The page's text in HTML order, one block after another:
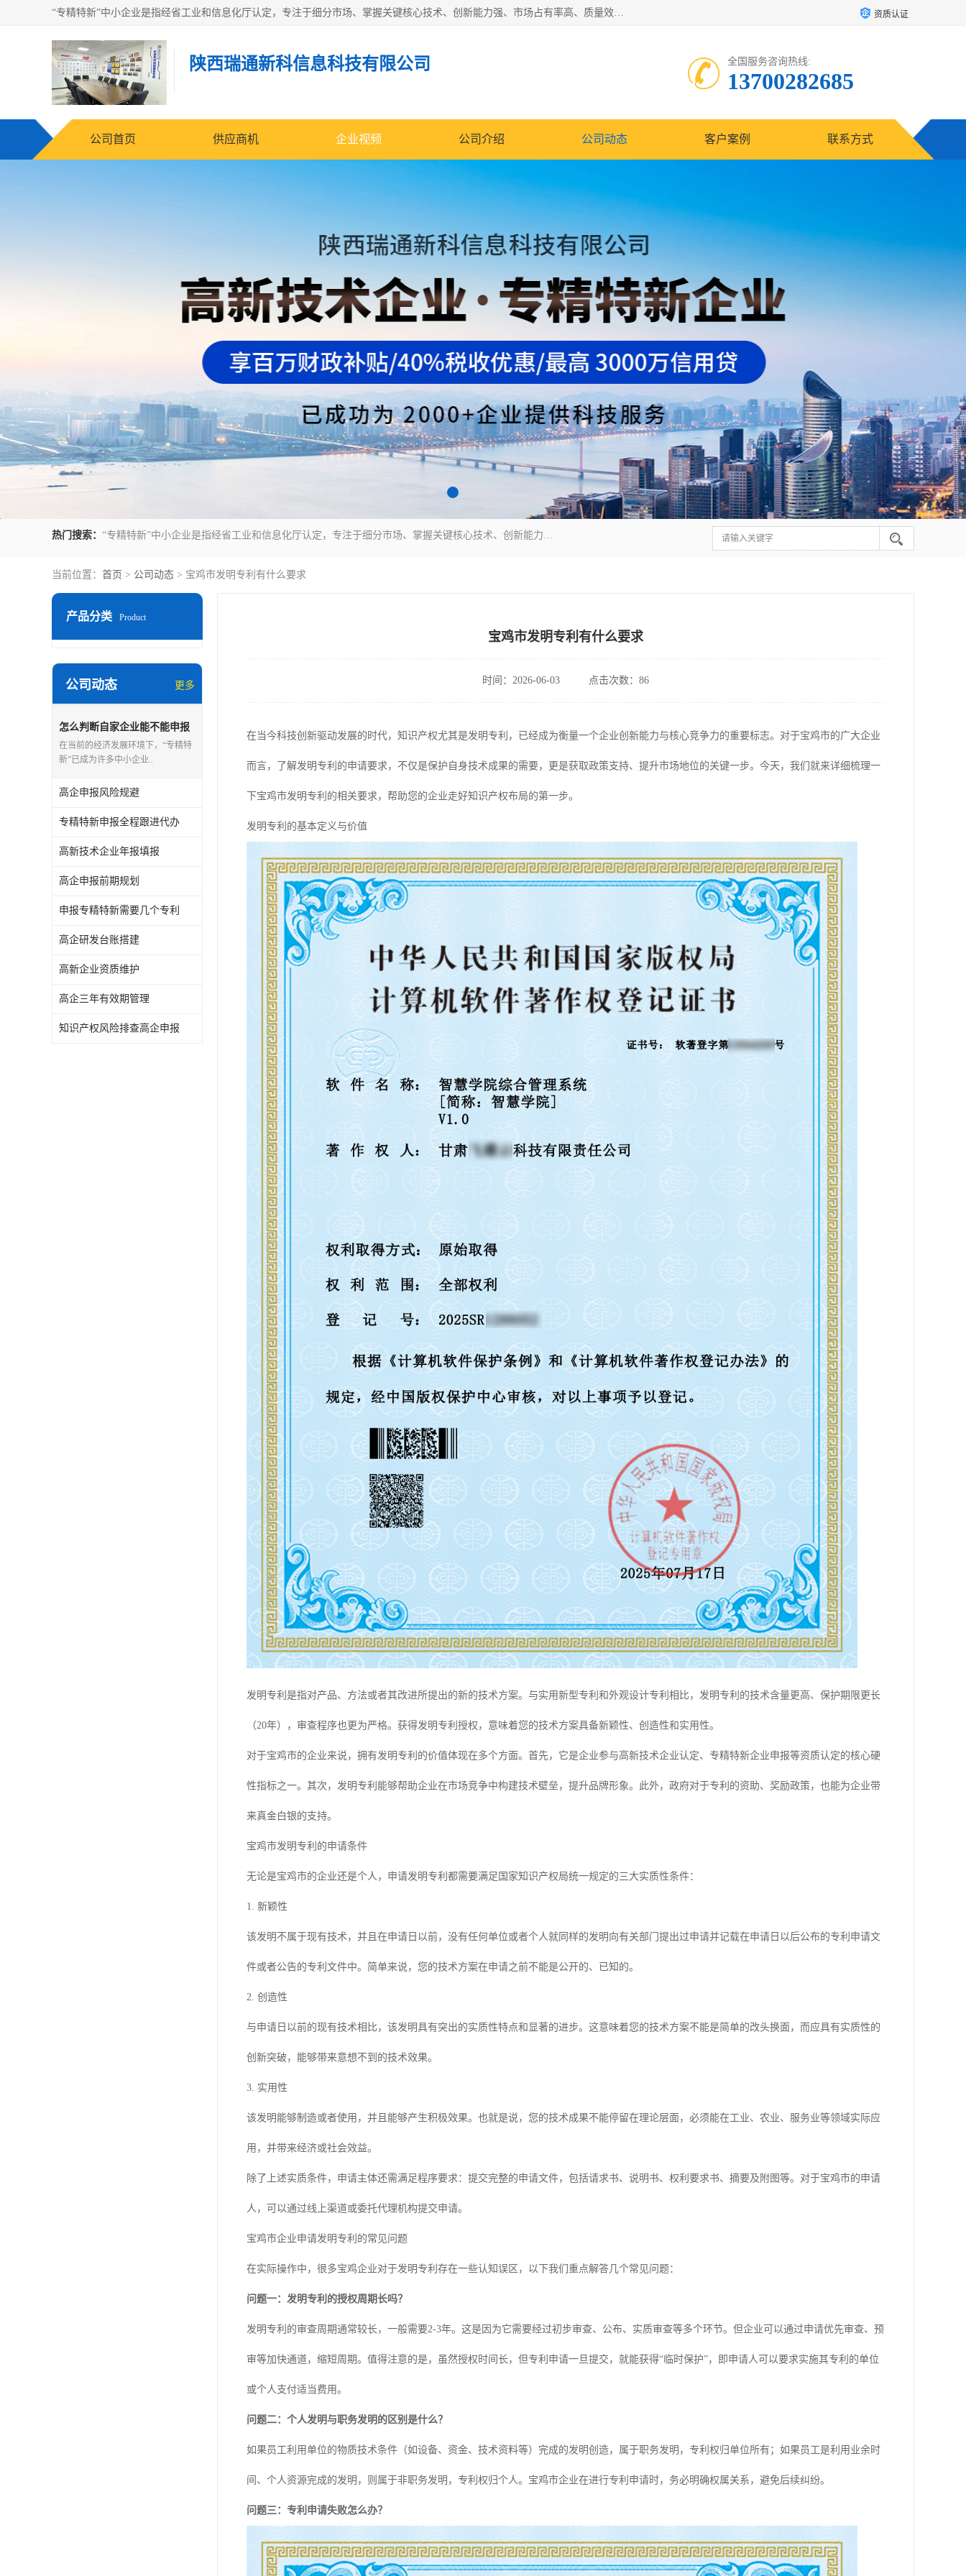
“专精特新”中小企业是指经省工业和信息化厅认定，专注于细分市场、掌握关键核心技术、创新能力强、市场占有率高、质量效益优，在专业化、精细化、特色化、新颖化等方面表现突出的中小企业。 资质认证
陕西瑞通新科信息科技有限公司 全国服务咨询热线:
13700282685
公司首页 供应商机 企业视频 公司介绍 公司动态 客户案例 联系方式
热门搜索： “专精特新”中小企业是指经省工业和信息化厅认定，专注于细分市场、掌握关键核心技术、创新能力强、市场占有率高、质量效益优，在专业化、精细化、特色化、新颖化等方面表现突出的中小企业。
当前位置： 首页 > 公司动态 > 宝鸡市发明专利有什么要求
产品分类 Product
公司动态 更多
怎么判断自家企业能不能申报
专精特新
在当前的经济发展环境下，“专精特
新”已成为许多中小企业..
高企申报风险规避
专精特新申报全程跟进代办
高新技术企业年报填报
高企申报前期规划
申报专精特新需要几个专利
高企研发台账搭建
高新企业资质维护
高企三年有效期管理
知识产权风险排查高企申报
宝鸡市发明专利有什么要求
时间：2026-06-03 点击次数：86
在当今科技创新驱动发展的时代，知识产权尤其是发明专利，已经成为衡量一个企业创新能力与核心竞争力的重要标志。对于宝鸡市的广大企业
而言，了解发明专利的申请要求，不仅是保护自身技术成果的需要，更是获取政策支持、提升市场地位的关键一步。今天，我们就来详细梳理一
下宝鸡市发明专利的相关要求，帮助您的企业走好知识产权布局的第一步。
发明专利的基本定义与价值
发明专利是指对产品、方法或者其改进所提出的新的技术方案。与实用新型专利和外观设计专利相比，发明专利的技术含量更高、保护期限更长
（20年），审查程序也更为严格。获得发明专利授权，意味着您的技术方案具备新颖性、创造性和实用性。
对于宝鸡市的企业来说，拥有发明专利的价值体现在多个方面。首先，它是企业参与高新技术企业认定、专精特新企业申报等资质认定的核心硬
性指标之一。其次，发明专利能够帮助企业在市场竞争中构建技术壁垒，提升品牌形象。此外，政府对于专利的资助、奖励政策，也能为企业带
来真金白银的支持。
宝鸡市发明专利的申请条件
无论是宝鸡市的企业还是个人，申请发明专利都需要满足国家知识产权局统一规定的三大实质性条件：
1. 新颖性
该发明不属于现有技术，并且在申请日以前，没有任何单位或者个人就同样的发明向有关部门提出过申请并记载在申请日以后公布的专利申请文
件或者公告的专利文件中。简单来说，您的技术方案在申请之前不能是公开的、已知的。
2. 创造性
与申请日以前的现有技术相比，该发明具有突出的实质性特点和显著的进步。这意味着您的技术方案不能是简单的改头换面，而应具有实质性的
创新突破，能够带来意想不到的技术效果。
3. 实用性
该发明能够制造或者使用，并且能够产生积极效果。也就是说，您的技术成果不能停留在理论层面，必须能在工业、农业、服务业等领域实际应
用，并带来经济或社会效益。
除了上述实质条件，申请主体还需满足程序要求：提交完整的申请文件，包括请求书、说明书、权利要求书、摘要及附图等。对于宝鸡市的申请
人，可以通过线上渠道或委托代理机构提交申请。
宝鸡市企业申请发明专利的常见问题
在实际操作中，很多宝鸡企业对于发明专利存在一些认知误区，以下我们重点解答几个常见问题：
问题一：发明专利的授权周期长吗？
发明专利的审查周期通常较长，一般需要2-3年。这是因为它需要经过初步审查、公布、实质审查等多个环节。但企业可以通过申请优先审查、预
审等加快通道，缩短周期。值得注意的是，虽然授权时间长，但专利申请一旦提交，就能获得“临时保护”，即申请人可以要求实施其专利的单位
或个人支付适当费用。
问题二：个人发明与职务发明的区别是什么？
如果员工利用单位的物质技术条件（如设备、资金、技术资料等）完成的发明创造，属于职务发明，专利权归单位所有；如果员工是利用业余时
间、个人资源完成的发明，则属于非职务发明，专利权归个人。宝鸡市企业在进行专利申请时，务必明确权属关系，避免后续纠纷。
问题三：专利申请失败怎么办？